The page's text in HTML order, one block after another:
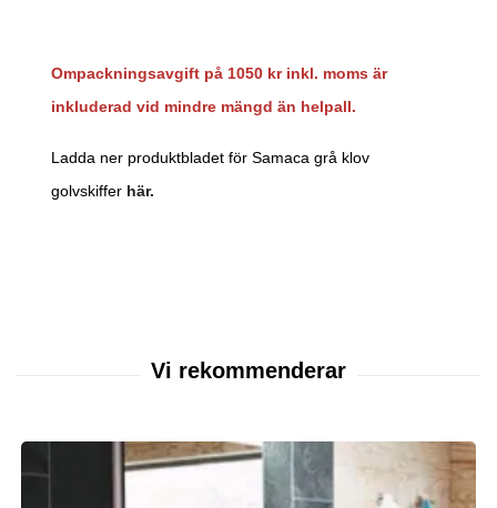
Ompackningsavgift på 1050 kr inkl. moms är
inkluderad vid mindre mängd än helpall.
Ladda ner produktbladet för Samaca grå klov
golvskiffer här.